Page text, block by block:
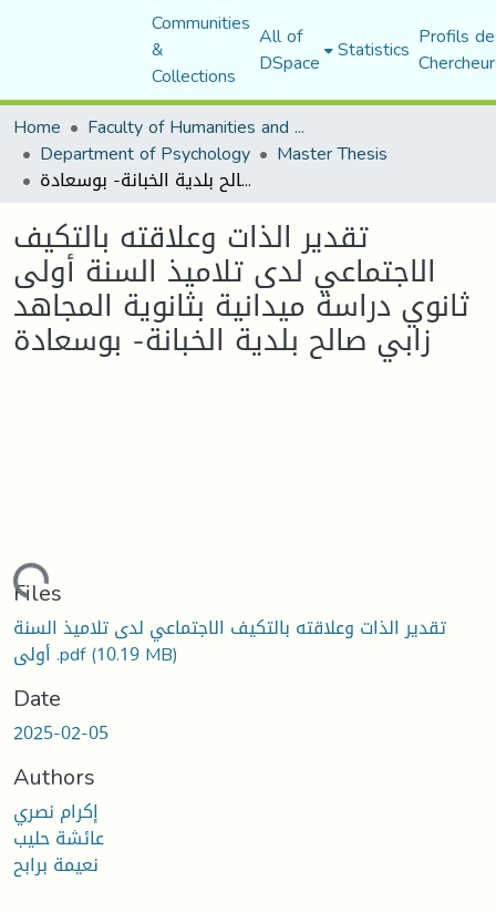
Communities
&
Collections
All of
DSpace Statistics Profils
Home
Faculty of Humanities and Social Sciences
Department of Psychology Master Thesis
تقدير الذات وعلاقته بالتكيف الاجتماعي لدى تلاميذ السنة أولى ثانوي دراسة ميدانية بثانوية المجاهد زابي صالح بلدية الخبانة- بوسعادة
تقدير الذات وعلاقته بالتكيف
الاجتماعي لدى تلاميذ السنة أولى
ثانوي دراسة ميدانية بثانوية المجاهد
زابي صالح بلدية الخبانة- بوسعادة
Files
تقدير الذات وعلاقته بالتكيف الاجتماعي لدى تلاميذ السنة
أولى .pdf(10.19 MB)
Date
2025-02-05
Authors
إكرام نصري
عائشة حليب
نعيمة برابح